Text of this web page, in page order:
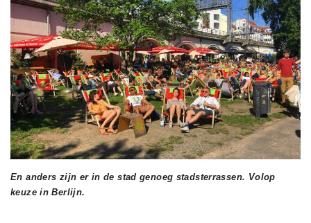
En anders zijn er in de stad genoeg stadsterrassen. Volop
keuze in Berlijn.